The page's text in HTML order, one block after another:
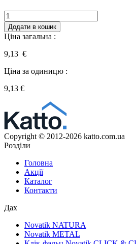
Кількість
Додати в кошик
Ціна загальна :
9,13 €
Ціна за одиницю :
9,13 €
Copyright © 2012-2026 katto.com.ua
Розділи
Головна
Акції
Каталог
Контакти
Дах
Novatik NATURA
Novatik METAL